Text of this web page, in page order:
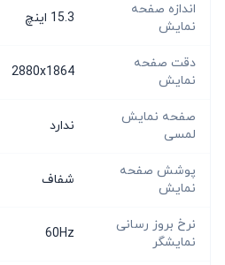
اندازه صفحه
نمایش
15.3 اینچ
دقت صفحه
نمایش
2880x1864
صفحه نمایش
لمسی
ندارد
پوشش صفحه
نمایش
شفاف
نرخ بروز رسانی
نمایشگر
60Hz